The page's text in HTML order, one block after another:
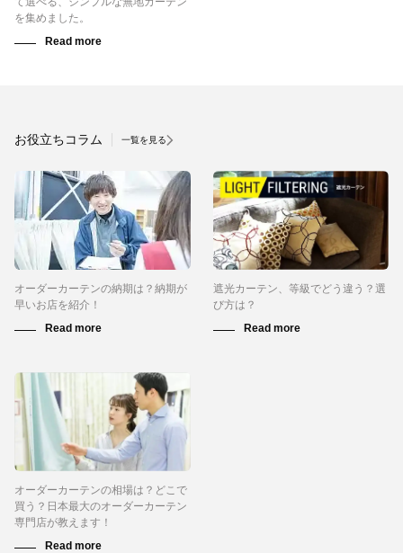
を集めました。
お役立ちコラム 一覧を見る
オーダーカーテンの納期は？納期が
早いお店を紹介！
遮光カーテン、等級でどう違う？選
び方は？
オーダーカーテンの相場は？どこで
買う？日本最大のオーダーカーテン
専門店が教えます！